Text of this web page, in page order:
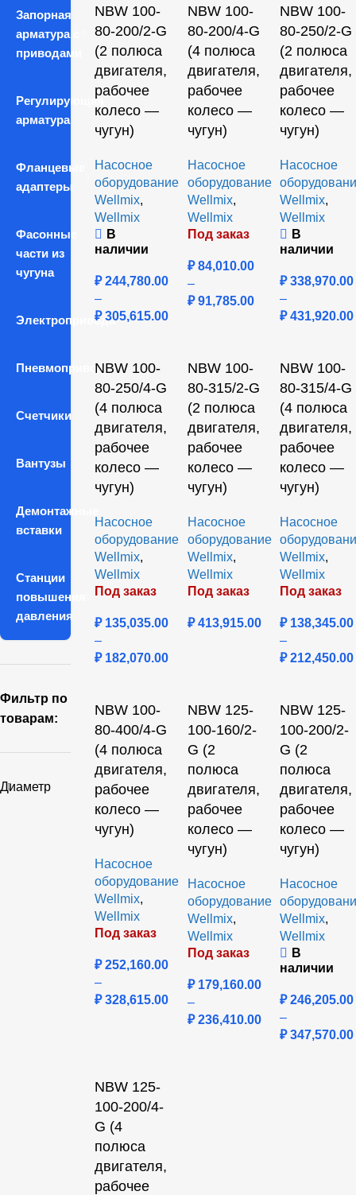
Запорная
арматура с
приводами
Регулирующая
арматура
Фланцевые
адаптеры
Фасонные
части из
чугуна
Электропривода
Пневмопривода
Счетчики
Вантузы
Демонтажные
вставки
Станции
повышения
давления
Фильтр по
товарам:
Диаметр
NBW 100-
80-200/2-G
(2 полюса
двигателя,
рабочее
колесо —
чугун)
Насосное
оборудование
Wellmix,
Wellmix
В
наличии
₽244,780.00
–
₽305,615.00
NBW 100-
80-200/4-G
(4 полюса
двигателя,
рабочее
колесо —
чугун)
Насосное
оборудование
Wellmix,
Wellmix
Под заказ
₽84,010.00
–
₽91,785.00
NBW 100-
80-250/2-G
(2 полюса
двигателя,
рабочее
колесо —
чугун)
Насосное
Wellmix,
Wellmix
В
наличии
₽338,970.00
–
₽431,920.00
NBW 100-
80-250/4-G
(4 полюса
двигателя,
рабочее
колесо —
чугун)
Насосное
оборудование
Wellmix,
Wellmix
Под заказ
₽135,035.00
–
₽182,070.00
NBW 100-
80-315/2-G
(2 полюса
двигателя,
рабочее
колесо —
чугун)
Насосное
оборудование
Wellmix,
Wellmix
Под заказ
₽413,915.00
NBW 100-
80-315/4-G
(4 полюса
двигателя,
рабочее
колесо —
чугун)
Насосное
Wellmix,
Wellmix
Под заказ
₽138,345.00
–
₽212,450.00
NBW 100-
80-400/4-G
(4 полюса
двигателя,
рабочее
колесо —
чугун)
Насосное
оборудование
Wellmix,
Wellmix
Под заказ
₽252,160.00
–
₽328,615.00
NBW 125-
100-160/2-
G (2
полюса
двигателя,
рабочее
колесо —
чугун)
Насосное
оборудование
Wellmix,
Wellmix
Под заказ
₽179,160.00
–
₽236,410.00
NBW 125-
100-200/2-
G (2
полюса
двигателя,
рабочее
колесо —
чугун)
Насосное
Wellmix,
Wellmix
В
наличии
₽246,205.00
–
₽347,570.00
NBW 125-
100-200/4-
G (4
полюса
двигателя,
рабочее